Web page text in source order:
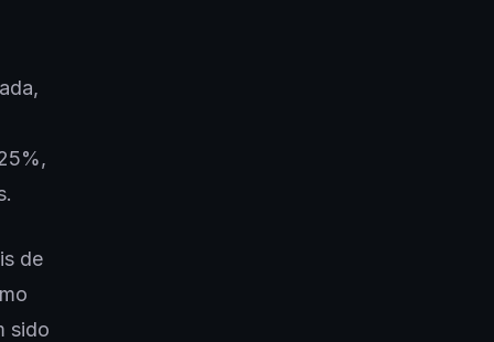
de
sido